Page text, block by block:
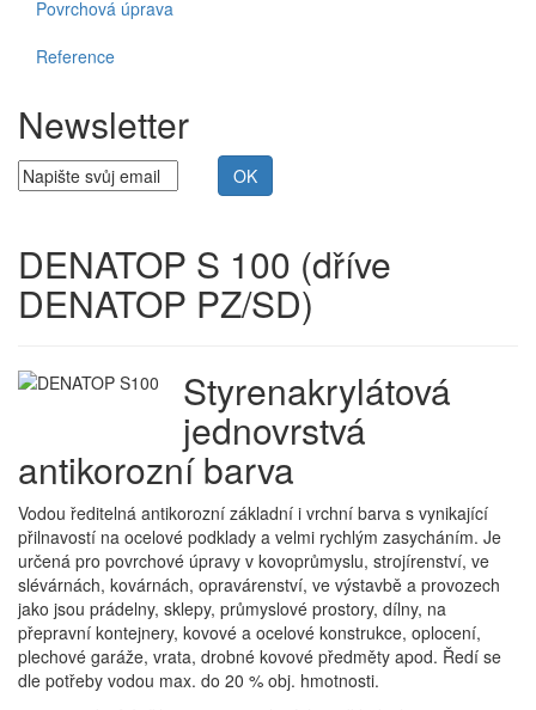
Povrchová úprava
Reference
Newsletter
DENATOP S 100 (dříve
DENATOP PZ/SD)
Styrenakrylátová
jednovrstvá
antikorozní barva
Vodou ředitelná antikorozní základní i vrchní barva s vynikající
přilnavostí na ocelové podklady a velmi rychlým zasycháním. Je
určená pro povrchové úpravy v kovoprůmyslu, strojírenství, ve
slévárnách, kovárnách, opravárenství, ve výstavbě a provozech
jako jsou prádelny, sklepy, průmyslové prostory, dílny, na
přepravní kontejnery, kovové a ocelové konstrukce, oplocení,
plechové garáže, vrata, drobné kovové předměty apod. Ředí se
dle potřeby vodou max. do 20 % obj. hmotnosti.